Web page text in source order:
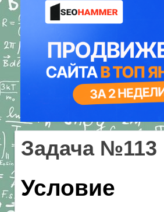
Задача №113
Условие